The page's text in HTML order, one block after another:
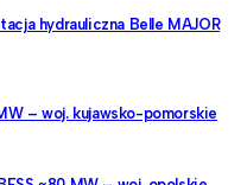
hydrauliczna Belle MAJOR
– woj. kujawsko-pomorskie